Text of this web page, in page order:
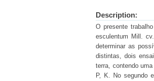
Description:
O presente
esculentum Mill.
determinar as
distintas, dois
terra, contendo
P, K. No segundo